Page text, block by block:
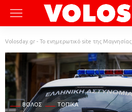
Volosday.gr - Το ενημερωτικό site της Μαγνησίας
ΒΌΛΟΣ ΤΟΠΙΚΆ